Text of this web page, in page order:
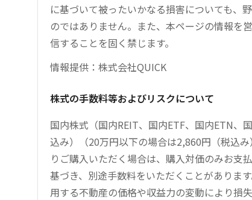
に基づいて被ったいかなる損害についても、
のではありません。また、本ページの情報を
信することを固く禁じます。
情報提供：株式会社QUICK
株式の手数料等およびリスクについて
国内株式（国内REIT、国内ETF、国内ETN、
込み）（20万円以下の場合は2,860円（税込
りご購入いただく場合は、購入対価のみお支
基づき、別途手数料をいただくことがありま
用する不動産の価格や収益力の変動により損